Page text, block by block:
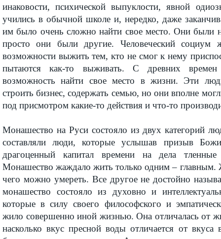
инаковости, психической выпуклости, явной
учились в обычной школе и, нередко, даже
им было очень сложно найти свое место. Они были
просто они были другие. Человеческий социум
возможности выжить тем, кто не смог к нему
пытаются как-то выживать. С древних
возможность найти свое место в жизни. Эти
строить бизнес, содержать семью, но они вполне
под присмотром какие-то действия и что-то
Монашество на Руси состояло из двух категорий
составляли люди, которые услышав призыв
драгоценный капитал времени на дела
Монашество жаждало жить только одним – главным.
чего можно умереть. Все другое не достойно
монашество состояло из духовно и
которые в силу своего философского и
жило совершенно иной жизнью. Она отличалась от
насколько вкус пресной воды отличается от